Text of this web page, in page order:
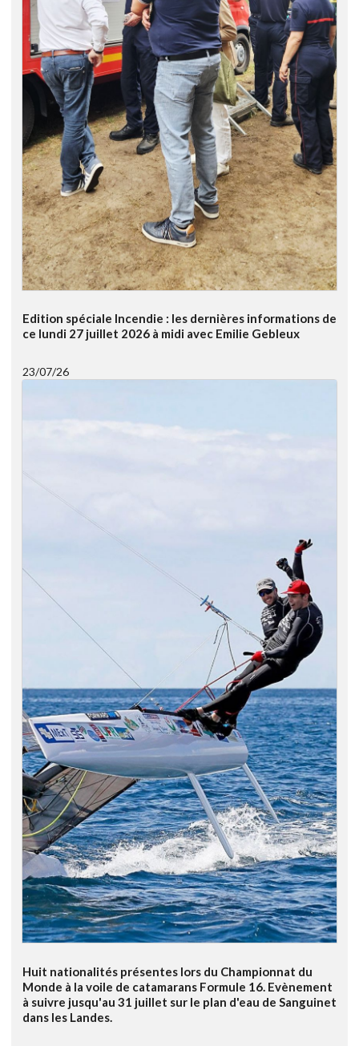
Edition spéciale Incendie : les dernières informations de
ce lundi 27 juillet 2026 à midi avec Emilie Gebleux
23/07/26
Huit nationalités présentes lors du Championnat du
Monde à la voile de catamarans Formule 16. Evènement
à suivre jusqu'au 31 juillet sur le plan d'eau de Sanguinet
dans les Landes.